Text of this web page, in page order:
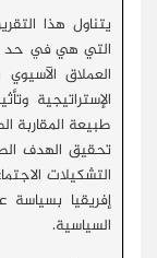
يتناول هذا
التي هي في حد
العملاق الآسيوي
الإستراتيجية
طبيعة المقاربة
تحقيق الهدف
التشكيلات
إفريقيا
السياسية.